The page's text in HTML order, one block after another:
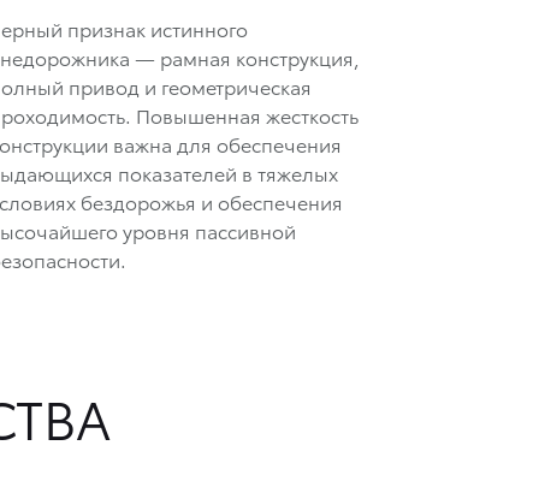
признак истинного
— рамная конструкция,
привод и геометрическая
Повышенная жесткость
важна для обеспечения
показателей в тяжелых
бездорожья и обеспечения
уровня пассивной